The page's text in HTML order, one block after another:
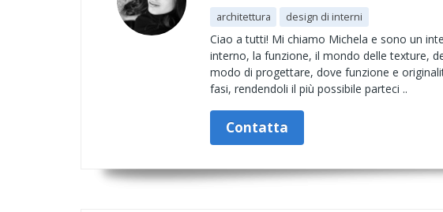
architettura design di interni
Ciao a tutti! Mi chiamo Michela e sono un
interno, la funzione, il mondo delle texture,
modo di progettare, dove funzione e
fasi, rendendoli il più possibile parteci ..
Contatta